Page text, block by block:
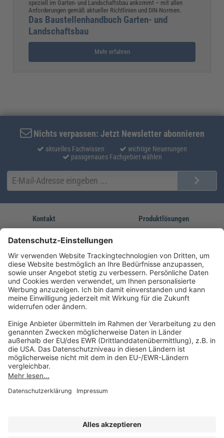
speziell im Garten- und Landschaftsbau ankommt – mit allen
Anforderungen gemäß aktueller Richtlinien und DIN-Normen.
Das Baustellenhandbuch Garten- und
Landschaftsbau
Mehr erfahren
Nichts verpassen: Jetzt Newsletter abonnieren
aktuelles Fachwissen
wichtige Neuerungen
passgenaues Fachgebiet wählen
Kontakt
service@forum-verlag.com
Mo-Do 07:30 - 17:00 Uhr
Fr 07:30 - 15:00 Uhr
Produktlösungen
Unsere Marken
Folgen Sie uns
Impressum
Datenschutz